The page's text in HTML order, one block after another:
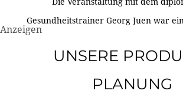
Gesundheitstrainer Georg Juen war
Anzeigen
UNSERE
PLANUNG